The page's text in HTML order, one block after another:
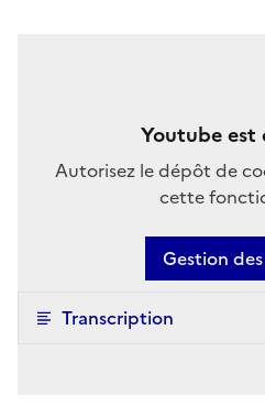
Youtube est
Autorisez le dépôt de
cette
Gestion
Transcription